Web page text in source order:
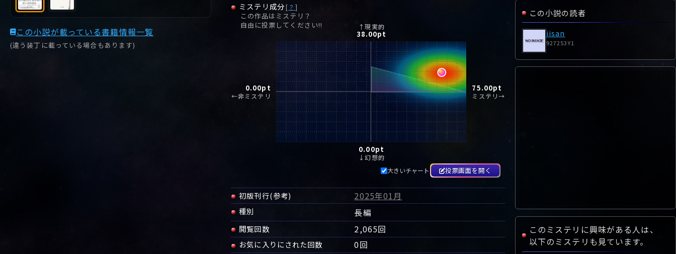
この小説が載っている書籍情報一覧
(違う装丁に載っている場合もあります)
ミステリ成分[ ？ ]
この作品はミステリ？
自由に投票してください!!
↑現実的
38.00pt
0.00pt
←非ミステリ
75.00pt
ミステリ→
0.00pt
↓幻想的
大きいチャート
投票画面を開く
初版刊行(参考) 2025年01月
種別 長編
閲覧回数 2,065回
お気に入りにされた回数 0回
この小説の読者
iisan
927253Y1
このミステリに興味がある人は、
以下のミステリも見ています。